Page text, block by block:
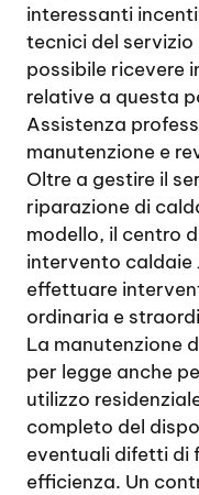
interessanti
tecnici del
possibile ricevere
relative a questa
Assistenza
manutenzione e
Oltre a gestire il
riparazione di
modello, il centro
intervento caldaie
effettuare
ordinaria e
La manutenzione
per legge anche
utilizzo
completo del
eventuali difetti di
efficienza. Un